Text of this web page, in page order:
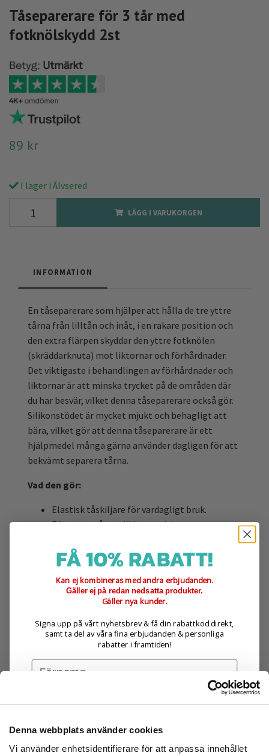
Denna webbplats använder cookies
Vi använder enhetsidentifierare för att anpassa innehållet
Tåseparerare för 3 tår med
fotknölskydd 2st
89 kr
I lager i Älvsered
LÄGG I VARUKORGEN
INFORMATION
En tåseparerare som hjälper att hålla de tre yttre
tårna från lilltån och inåt, i en rakare position och
den extra flärpen skyddar den yttre fotknölen
(skräddarknuta) mot liktornar och förhårdnader.
Det viktigaste i behandlingen av förhårdnader och
liktornar är att minska trycket på de områden där
du har besvär, vilket denna tåseparerare också gör.
Silikonstödet är mycket mjukt och behagligt att
bära, vilket gör att denna tåseparerare är ett
hjälpmedel många gärna använder dagligen för att
bekvämt separera tårna.
Vad den gör:
Elastisk tåskiljare för vardagligt bruk.
Rätar upp tårna till bra position.
Mjuk och behaglig för huden.
Minskar skav.
Hög kvalitet.
1 par
Enkel och smidig lösning för att positionera yttre
liktornar är att minska trycket på de områden där
du har besvär, vilket denna tåseparerare också gör
FÅ 10% RABATT!
Kan ej kombineras med andra erbjudanden.
Gäller ej på redan nedsatta produkter.
Gäller nya kunder.
Signa upp på vårt nyhetsbrev & få din rabattkod direkt,
samt ta del av våra fina erbjudanden & personliga
rabatter i framtiden!
Prenumerera